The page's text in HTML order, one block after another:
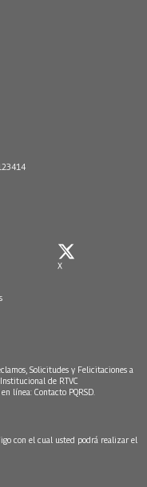
X
Solicitudes y Felicitaciones a
de RTVC
línea: Contacto PQRSD.
con el cual usted podrá realizar el